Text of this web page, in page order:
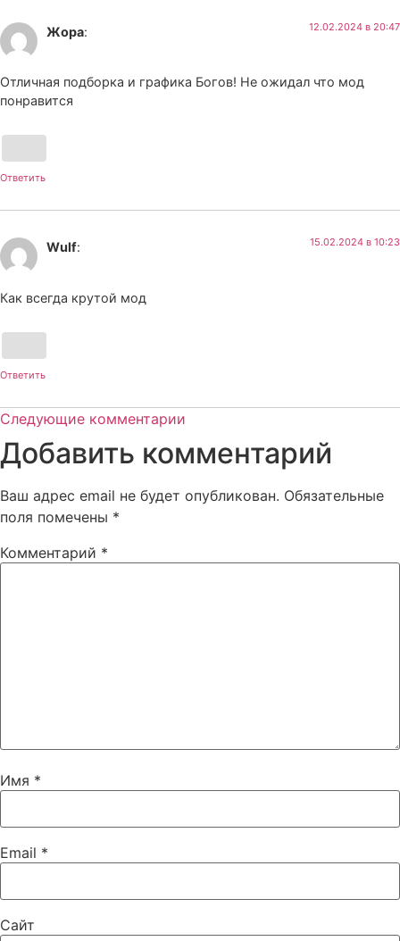
Жора: 12.02.2024 в 20:47
Отличная подборка и графика Богов! Не ожидал что мод
понравится
Ответить
Wulf: 15.02.2024 в 10:23
Как всегда крутой мод
Ответить
Следующие комментарии
Добавить комментарий
Ваш адрес email не будет опубликован. Обязательные
поля помечены *
Комментарий *
Имя *
Email *
Сайт